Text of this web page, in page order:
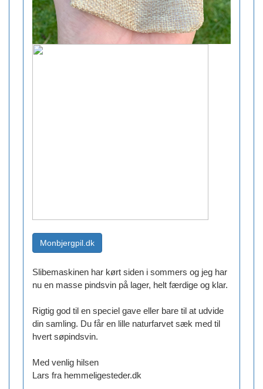
Slibemaskinen har kørt siden i sommers og jeg har
nu en masse pindsvin på lager, helt færdige og klar.
Rigtig god til en speciel gave eller bare til at udvide
din samling. Du får en lille naturfarvet sæk med til
hvert søpindsvin.
Med venlig hilsen
Lars fra hemmeligesteder.dk